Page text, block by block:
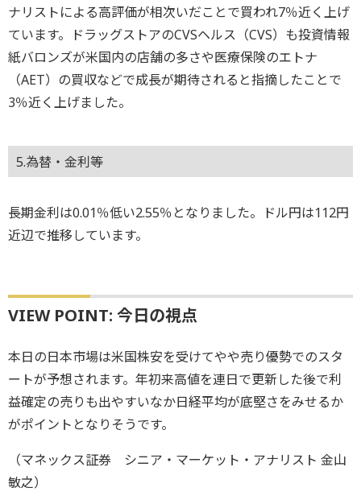
ナリストによる高評価が相次いだことで買われ7％近く上げ
ています。ドラッグストアのCVSヘルス（CVS）も投資情報
紙バロンズが米国内の店舗の多さや医療保険のエトナ
（AET）の買収などで成長が期待されると指摘したことで
3％近く上げました。
5.為替・金利等
長期金利は0.01％低い2.55％となりました。ドル円は112円
近辺で推移しています。
VIEW POINT: 今日の視点
本日の日本市場は米国株安を受けてやや売り優勢でのスタ
ートが予想されます。年初来高値を連日で更新した後で利
益確定の売りも出やすいなか日経平均が底堅さをみせるか
がポイントとなりそうです。
（マネックス証券 シニア・マーケット・アナリスト 金山
敏之）